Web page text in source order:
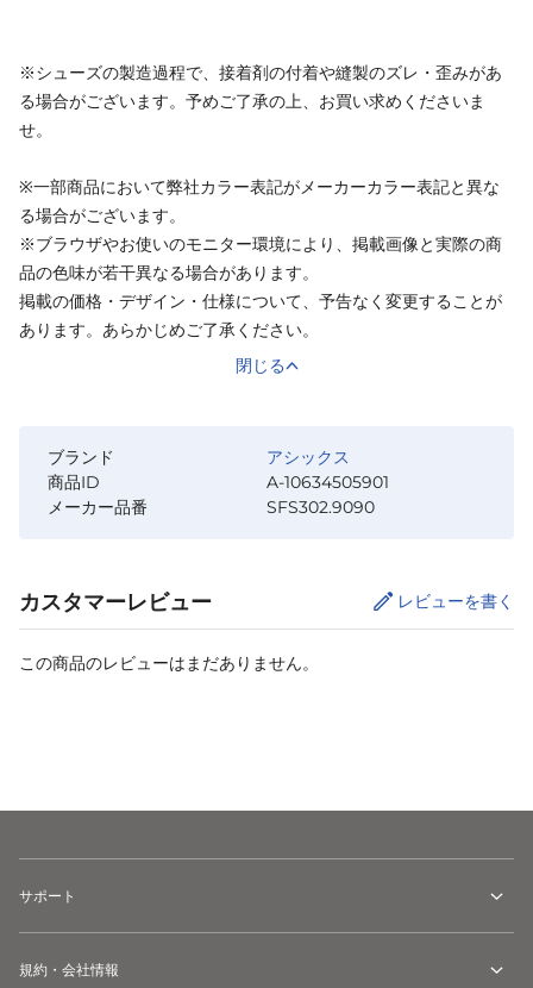
※シューズの製造過程で、接着剤の付着や縫製のズレ・歪みがあ
る場合がございます。予めご了承の上、お買い求めくださいま
せ。
※一部商品において弊社カラー表記がメーカーカラー表記と異な
る場合がございます。
※ブラウザやお使いのモニター環境により、掲載画像と実際の商
品の色味が若干異なる場合があります。
掲載の価格・デザイン・仕様について、予告なく変更することが
あります。あらかじめご了承ください。
閉じる
ブランド
アシックス
商品ID
A-10634505901
メーカー品番
SFS302.9090
カスタマーレビュー レビューを書く
この商品のレビューはまだありません。
サポート
規約・会社情報